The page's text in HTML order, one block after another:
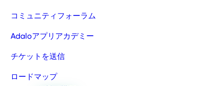
コミュニティフォーラム
Adaloアプリアカデミー
チケットを送信
ロードマップ